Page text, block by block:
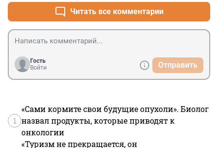
Читать все комментарии
Гость
Войти
Отправить
1
«Сами кормите свои будущие опухоли». Биолог
назвал продукты, которые приводят к
онкологии
«Туризм не прекращается, он